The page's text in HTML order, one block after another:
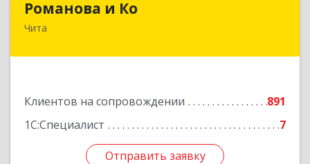
Романова и Ко
Чита
Клиентов на сопровождении
891
1С:Специалист
7
Отправить заявку
672000, Забайкальский край, Чита г, Анохина
Отправить заявку